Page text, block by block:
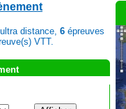
distance, 6épreuves
VTT.